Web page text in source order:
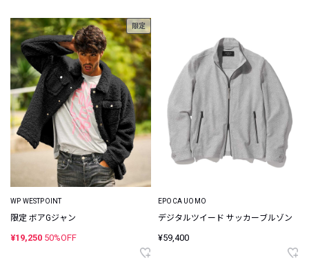
限定
WP WESTPOINT
限定 ボアGジャン
¥19,250 50%OFF
EPOCA UOMO
デジタルツイード サッカーブルゾン
¥59,400